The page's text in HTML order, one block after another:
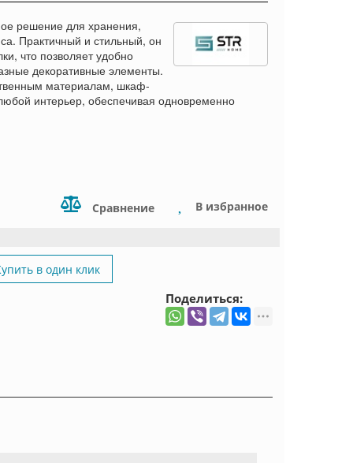
решение для хранения,
Практичный и стильный, он
что позволяет удобно
декоративные элементы.
материалам, шкаф-
интерьер, обеспечивая одновременно
Сравнение В избранное
в один клик
Поделиться: